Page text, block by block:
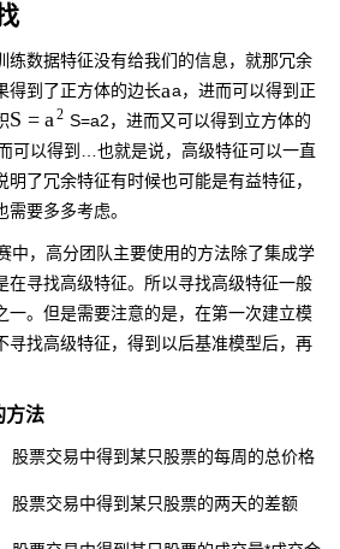
练数据特征没有给我们的信息，就那冗余
得到了正方体的边长aa，进而可以得到正
S = a2 S=a2，进而又可以得到立方体的
可以得到…也就是说，高级特征可以一直
了冗余特征有时候也可能是有益特征，
要多多考虑。
中，高分团队主要使用的方法除了集成学
在寻找高级特征。所以寻找高级特征一般
一。但是需要注意的是，在第一次建立模
寻找高级特征，得到以后基准模型后，再
方法
股票交易中得到某只股票的每周的总价格
股票交易中得到某只股票的两天的差额